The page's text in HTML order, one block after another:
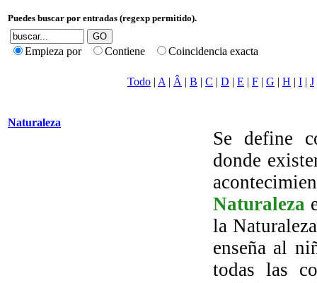
Puedes buscar por entradas (regexp permitido).
Empieza por Contiene Coincidencia exacta
Todo | A | Â | B | C | D | E | F | G | H | I | J
Naturaleza
Se define
donde
Naturaleza
la
enseña al
todas las